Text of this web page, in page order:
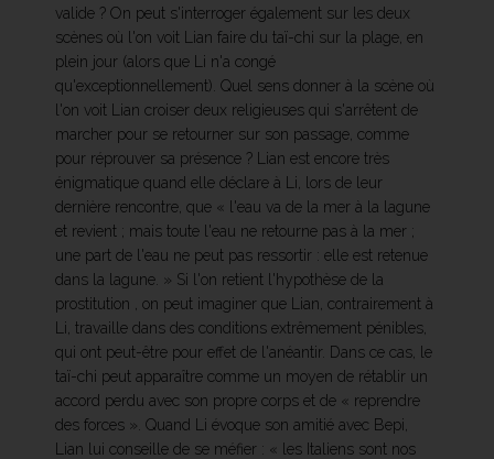
valide ? On peut s'interroger également sur les deux
scènes où l'on voit Lian faire du taï-chi sur la plage, en
plein jour (alors que Li n'a congé
qu'exceptionnellement). Quel sens donner à la scène où
l'on voit Lian croiser deux religieuses qui s'arrêtent de
marcher pour se retourner sur son passage, comme
pour réprouver sa présence ? Lian est encore très
énigmatique quand elle déclare à Li, lors de leur
dernière rencontre, que « l'eau va de la mer à la lagune
et revient ; mais toute l'eau ne retourne pas à la mer ;
une part de l'eau ne peut pas ressortir : elle est retenue
dans la lagune. » Si l'on retient l'hypothèse de la
prostitution , on peut imaginer que Lian, contrairement à
Li, travaille dans des conditions extrêmement pénibles,
qui ont peut-être pour effet de l'anéantir. Dans ce cas, le
taï-chi peut apparaître comme un moyen de rétablir un
accord perdu avec son propre corps et de « reprendre
des forces ». Quand Li évoque son amitié avec Bepi,
Lian lui conseille de se méfier : « les Italiens sont nos